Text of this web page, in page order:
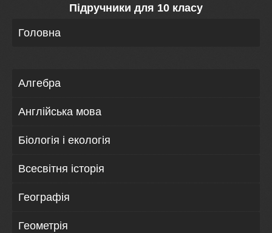
Підручники для 10 класу
Головна
Алгебра
Англійська мова
Біологія і екологія
Всесвітня історія
Географія
Геометрія